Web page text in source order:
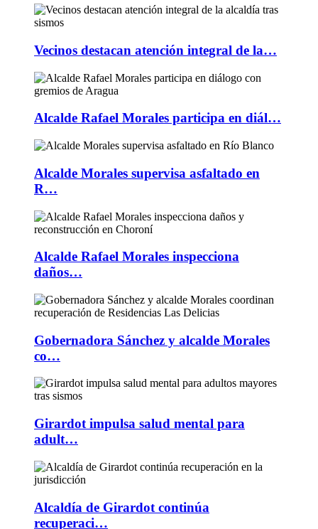
Vecinos destacan atención integral de la…
Alcalde Rafael Morales participa en diál…
Alcalde Morales supervisa asfaltado en
R…
Alcalde Rafael Morales inspecciona
daños…
Gobernadora Sánchez y alcalde Morales
co…
Girardot impulsa salud mental para
adult…
Alcaldía de Girardot continúa
recuperaci…